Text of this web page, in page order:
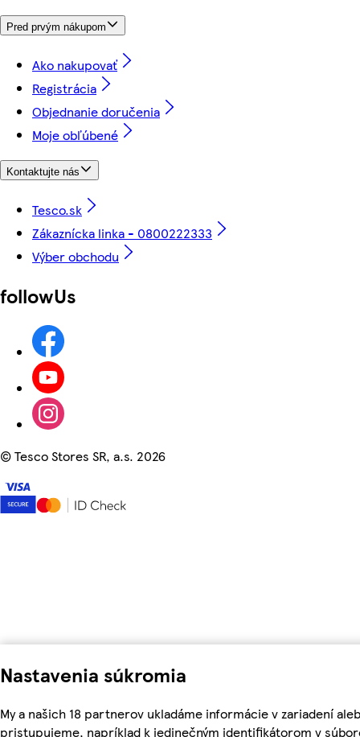
Nastavenia súkromia
My a našich 18 partnerov ukladáme informácie v zariadení
pristupujeme, napríklad k jedinečným identifikátorom v
Pred prvým nákupom
Ako nakupovať
Registrácia
Objednanie doručenia
Moje obľúbené
Kontaktujte nás
Tesco.sk
Zákaznícka linka - 0800222333
Výber obchodu
followUs
©Tesco Stores SR, a.s. 2026